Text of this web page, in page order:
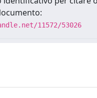
11572/53026